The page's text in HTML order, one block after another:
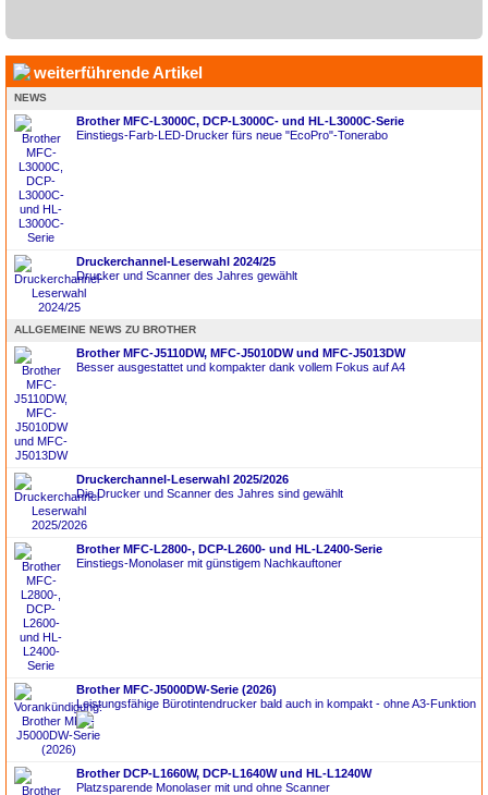
weiterführende Artikel
NEWS
Brother MFC-L3000C, DCP-L3000C- und HL-L3000C-Serie
Einstiegs-Farb-LED-Drucker fürs neue "EcoPro"-Tonerabo
Druckerchannel-Leserwahl 2024/25
Drucker und Scanner des Jahres gewählt
ALLGEMEINE NEWS ZU BROTHER
Brother MFC-J5110DW, MFC-J5010DW und MFC-J5013DW
Besser ausgestattet und kompakter dank vollem Fokus auf A4
Druckerchannel-Leserwahl 2025/2026
Die Drucker und Scanner des Jahres sind gewählt
Brother MFC-L2800-, DCP-L2600- und HL-L2400-Serie
Einstiegs-Monolaser mit günstigem Nachkauftoner
Brother MFC-J5000DW-Serie (2026)
Leistungsfähige Bürotintendrucker bald auch in kompakt - ohne A3-Funktion
Brother DCP-L1660W, DCP-L1640W und HL-L1240W
Platzsparende Monolaser mit und ohne Scanner